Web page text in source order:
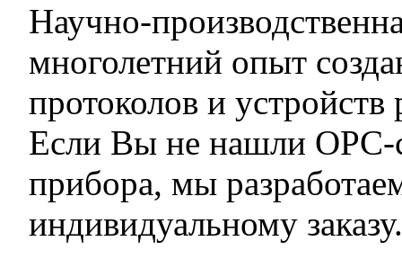
Научно-
многолетний опыт
протоколов и
Если Вы не нашли ОРС-
прибора, мы
индивидуальному